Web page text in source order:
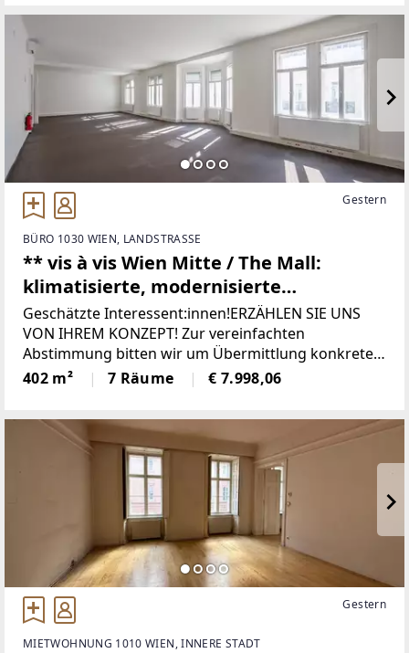
Gestern
BÜRO 1030 WIEN, LANDSTRASSE
** vis à vis Wien Mitte / The Mall:
klimatisierte, modernisierte
Büroräumlichkeiten ab sofort **
Geschätzte Interessent:innen!ERZÄHLEN SIE UNS
VON IHREM KONZEPT! Zur vereinfachten
Abstimmung bitten wir um Übermittlung konkreter
Terminvorschläge Ihrerseits über das
Kontaktformular oder um telefonische
402 m² 7 Räume € 7.998,06
Gestern
MIETWOHNUNG 1010 WIEN, INNERE STADT